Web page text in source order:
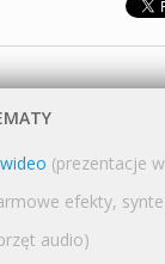
(prezentacje
efekty,
audio)